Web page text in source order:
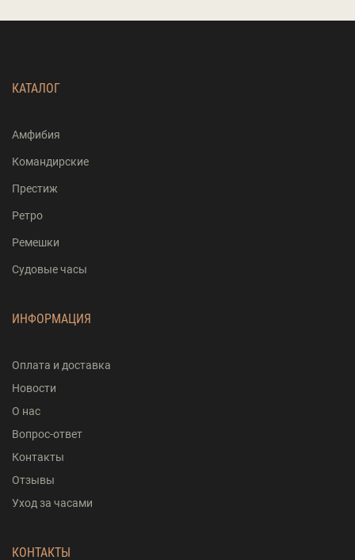
КАТАЛОГ
Амфибия
Командирские
Престиж
Ретро
Ремешки
Судовые часы
ИНФОРМАЦИЯ
Оплата и доставка
Новости
О нас
Вопрос-ответ
Контакты
Отзывы
Уход за часами
КОНТАКТЫ